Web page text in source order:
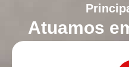
Atuamos